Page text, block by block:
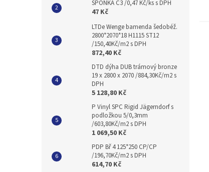
SPONKA C3 /0,47 Kč/ks s DPH
47 Kč
LTDe Wenge bamenda šedobéž.
2800*2070*18 H1115 ST12
/150,40Kč/m2 s DPH
872,40 Kč
DTD dýha DUB trámový bronze
19 x 2800 x 2070 /884,30Kč/m2 s
DPH
5 128,80 Kč
P Vinyl SPC Rigid Jägerndorf s
podložkou 5/0,3mm
/603,80Kč/m2 s DPH
1 069,50 Kč
PDP Bř 4 125*250 CP/CP
/196,70Kč/m2 s DPH
614,70 Kč